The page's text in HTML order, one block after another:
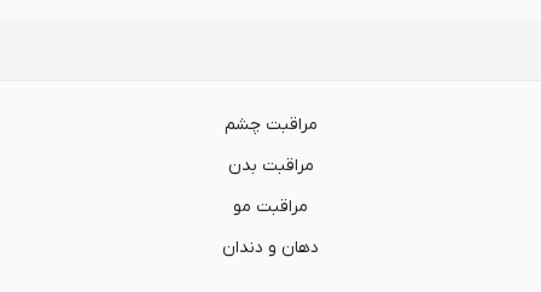
مراقبت چشم
مراقبت بدن
مراقبت مو
دهان و دندان